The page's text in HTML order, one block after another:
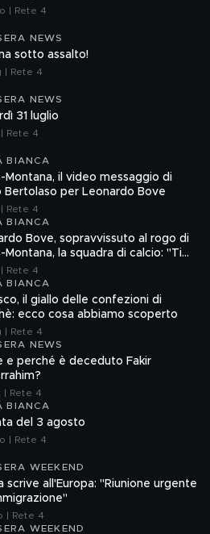
| Rete 4
NEWS
sotto assalto!
| Rete 4
NEWS
31 luglio
Rete 4
BIANCA
Montana, il video messaggio di
Bertolaso per Leonardo Bove
Rete 4
BIANCA
Bove, sopravvissuto al rogo di
Montana, la squadra di calcio: "Ti
Rete 4
BIANCA
il giallo delle confezioni di
ecco cosa abbiamo scoperto
| Rete 4
NEWS
e perché è deceduto Fakir
| Rete 4
BIANCA
del 3 agosto
| Rete 4
WEEKEND
scrive all'Europa: "Riunione urgente
| Rete 4
WEEKEND